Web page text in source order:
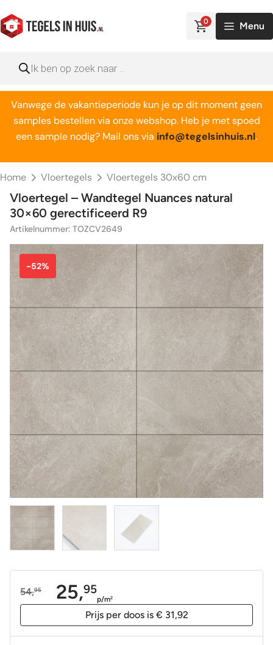
naar
de
0 Menu
zoeken
Vanwege de vakantieperiode kun je op dit moment geen
samples bestellen via onze webshop. Heb je met spoed
een sample nodig? Mail ons via info@tegelsinhuis.nl.
Home Vloertegels Vloertegels 30x60 cm
Vloertegel – Wandtegel Nuances natural
30×60 gerectificeerd R9
Artikelnummer: TOZCV2649
-52%
54,95
Oorspronkelijke
25,95
Huidige
p/m2
Prijs per doos is € 31,92